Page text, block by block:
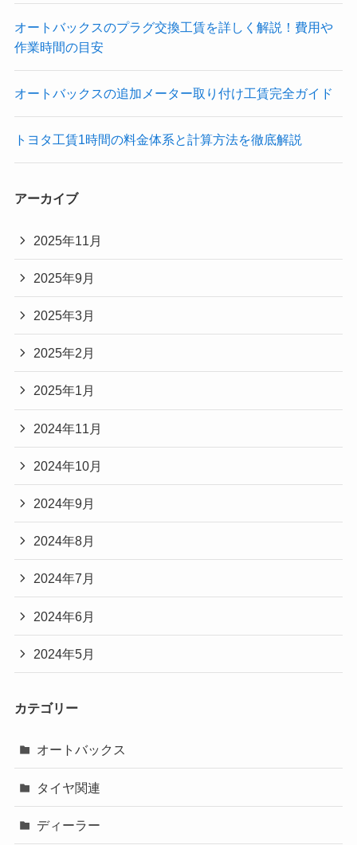
オートバックスのプラグ交換工賃を詳しく解説！費用や
作業時間の目安
オートバックスの追加メーター取り付け工賃完全ガイド
トヨタ工賃1時間の料金体系と計算方法を徹底解説
アーカイブ
2025年11月
2025年9月
2025年3月
2025年2月
2025年1月
2024年11月
2024年10月
2024年9月
2024年8月
2024年7月
2024年6月
2024年5月
カテゴリー
オートバックス
タイヤ関連
ディーラー